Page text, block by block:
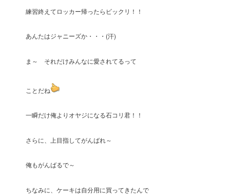
練習終えてロッカー帰ったらビックリ！！
あんたはジャニーズか・・・(汗)
ま～ それだけみんなに愛されてるって
ことだね
一瞬だけ俺よりオヤジになる石コリ君！！
さらに、上目指してがんばれ～
俺もがんばるで～
ちなみに、ケーキは自分用に買ってきたんで